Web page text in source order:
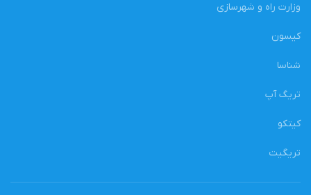
وزارت راه و شهرسازی
کیسون
شناسا
تریگ آپ
کیتکو
تریگیت